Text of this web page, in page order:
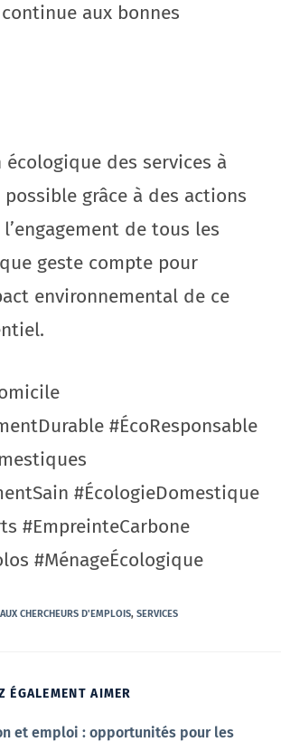
aux bonnes
des services à
grâce à des actions
de tous les
geste compte pour
environnemental de ce
#ÉcoResponsable
#ÉcologieDomestique
#EmpreinteCarbone
#MénageÉcologique
CHERCHEURS D'EMPLOIS, SERVICES
ÉGALEMENT AIMER
et emploi : opportunités pour les